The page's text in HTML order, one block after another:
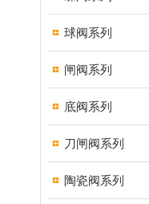
球阀系列
闸阀系列
底阀系列
刀闸阀系列
陶瓷阀系列